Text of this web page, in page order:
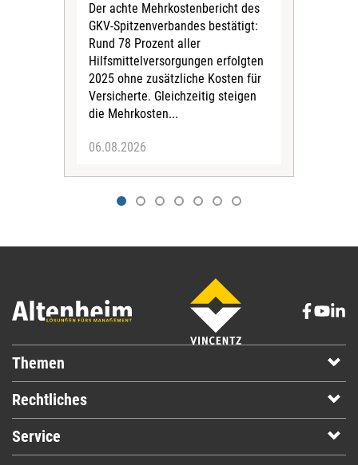
Der achte Mehrkostenbericht des
GKV-Spitzenverbandes bestätigt:
Rund 78 Prozent aller
Hilfsmittelversorgungen erfolgten
2025 ohne zusätzliche Kosten für
Versicherte. Gleichzeitig steigen
die Mehrkosten...
06.08.2026
Themen
Rechtliches
Service